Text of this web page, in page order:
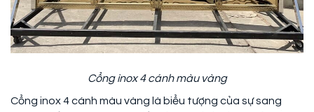
Cổng inox 4 cánh màu vàng
Cổng inox 4 cánh màu vàng là biểu tượng của sự sang